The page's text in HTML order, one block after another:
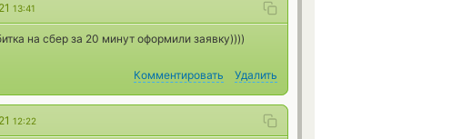
13:41
на сбер за 20 минут оформили заявку))))
Комментировать
Удалить
12:22